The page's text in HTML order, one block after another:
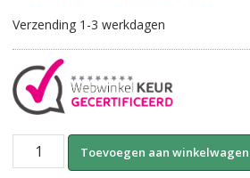
Verzending 1-3 werkdagen
Bundel
Toevoegen aan winkelwagen